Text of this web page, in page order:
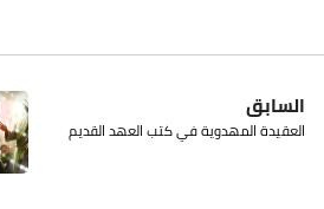
السابق
العقيدة المهدوية في كتب العهد القديم